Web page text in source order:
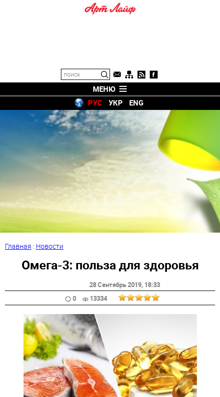
МЕНЮ
РУС
УКР ENG
Главная : Новости
Омега-3: польза для здоровья
28 Сентябрь 2019, 18:33
0
13334